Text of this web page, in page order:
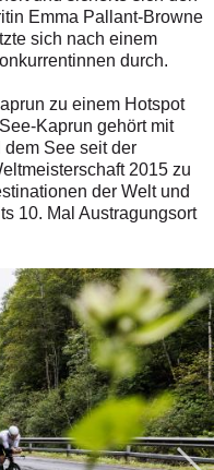
Emma Pallant-Browne
sich nach einem
durch.
zu einem Hotspot
Kaprun gehört mit
See seit der
2015 zu
der Welt und
10. Mal Austragungsort